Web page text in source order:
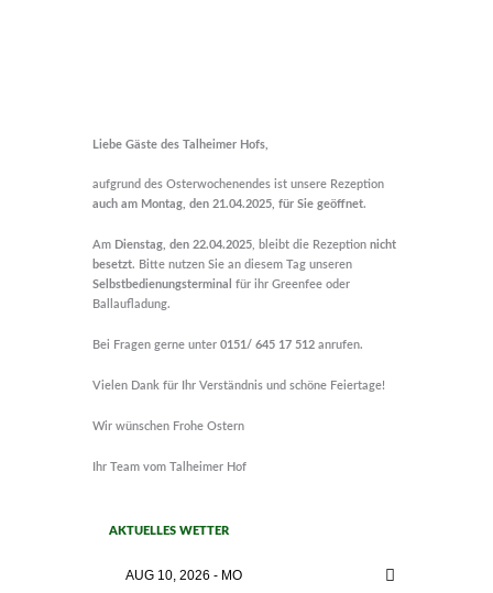
Liebe Gäste des Talheimer Hofs,
aufgrund des Osterwochenendes ist unsere Rezeption
auch am Montag, den 21.04.2025, für Sie geöffnet.
Am Dienstag, den 22.04.2025, bleibt die Rezeption nicht
besetzt. Bitte nutzen Sie an diesem Tag unseren
Selbstbedienungsterminal
für ihr Greenfee oder
Ballaufladung.
Bei Fragen gerne unter 0151/ 645 17 512 anrufen.
Vielen Dank für Ihr Verständnis und schöne Feiertage!
Wir wünschen Frohe Ostern
Ihr Team vom Talheimer Hof
AKTUELLES WETTER
AUG 10, 2026 - MO